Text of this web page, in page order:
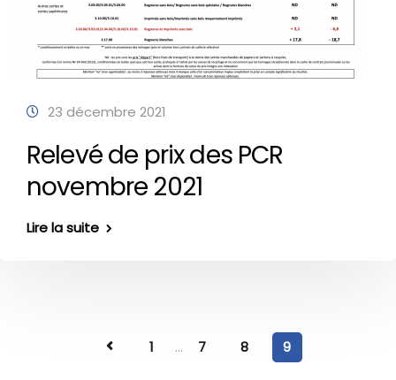
23 décembre 2021
Relevé de prix des PCR
novembre 2021
Lire la suite
1 ... 7 8 9